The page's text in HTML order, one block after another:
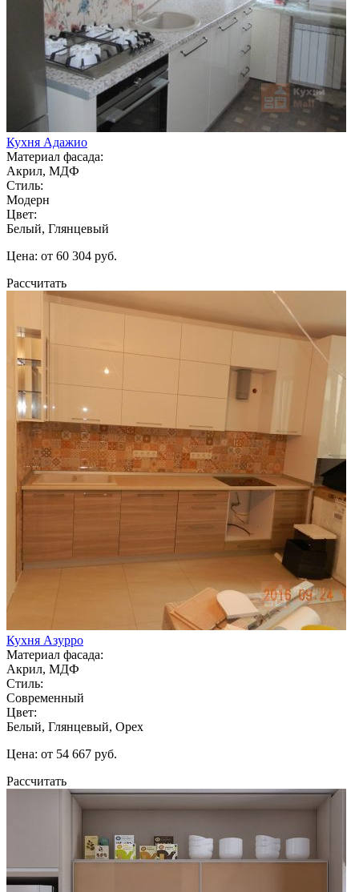
Кухня Адажио
Материал фасада:
Акрил, МДФ
Стиль:
Модерн
Цвет:
Белый, Глянцевый
Цена: от 60 304 руб.
Рассчитать
Кухня Азурро
Материал фасада:
Акрил, МДФ
Стиль:
Современный
Цвет:
Белый, Глянцевый, Орех
Цена: от 54 667 руб.
Рассчитать